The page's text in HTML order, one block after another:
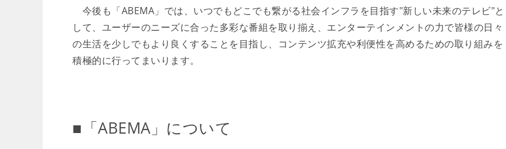
今後も「ABEMA」では、いつでもどこでも繋がる社会インフラを目指す"新しい未来のテレビ"と
して、ユーザーのニーズに合った多彩な番組を取り揃え、エンターテインメントの力で皆様の日々
の生活を少しでもより良くすることを目指し、コンテンツ拡充や利便性を高めるための取り組みを
積極的に行ってまいります。
■「ABEMA」について